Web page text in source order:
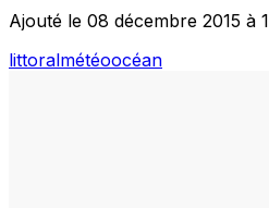
Ajouté le 08 décembre 2015 à
littoralmétéoocéan